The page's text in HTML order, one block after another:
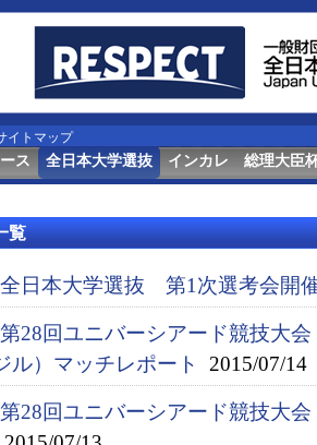
イトマップ
ス 全日本大学選抜 インカレ 総理大臣
覧
全日本大学選抜 第1次選考会開
第28回ユニバーシアード競技大
ル）マッチレポート
2015/07/14
第28回ユニバーシアード競技大